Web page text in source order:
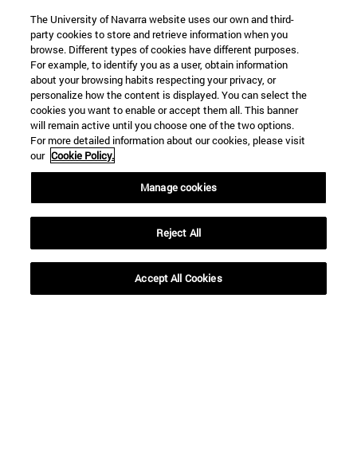
(abre en nueva ventana)
Mi correo(abre en nueva ventana)
(abre en nueva ventana)
Trabaja con nosotros(abre en nueva ventana)
The University of Navarra website uses our own and third-
party cookies to store and retrieve information when you
browse. Different types of cookies have different purposes.
For example, to identify you as a user, obtain information
about your browsing habits respecting your privacy, or
personalize how the content is displayed. You can select the
cookies you want to enable or accept them all. This banner
will remain active until you choose one of the two options.
For more detailed information about our cookies, please visit
our Cookie Policy.
Manage cookies
Reject All
Accept All Cookies